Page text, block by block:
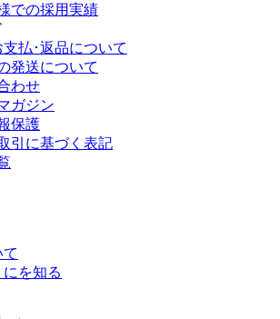
での採用実績
払･返品について
発送について
わせ
ガジン
保護
引に基づく表記
を知る